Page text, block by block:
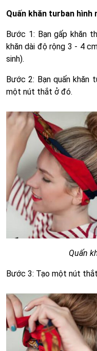
Quấn khăn turban hình
Bước 1: Bạn gấp khăn
khăn dài độ rộng 3 - 4
sinh).
Bước 2: Bạn quấn
một nút thắt ở đó.
Quấn
Bước 3: Tạo một nút